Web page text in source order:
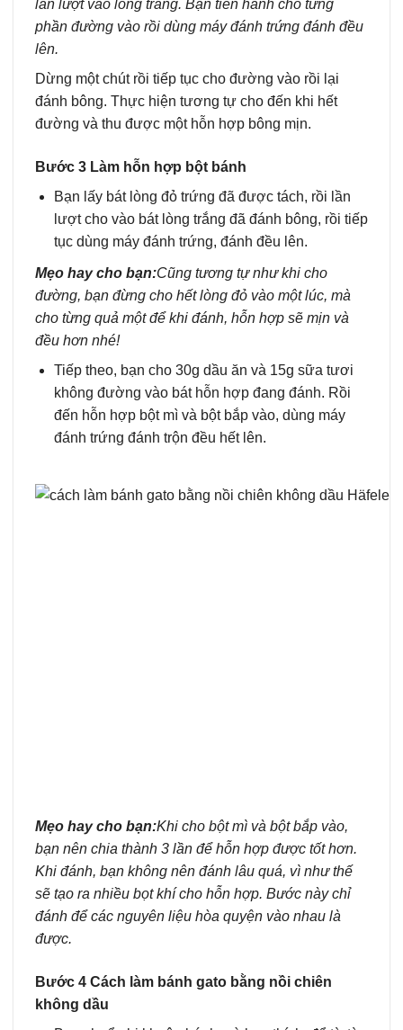
lần lượt vào lòng trắng. Bạn tiến hành cho từng
phần đường vào rồi dùng máy đánh trứng đánh đều
lên.
Dừng một chút rồi tiếp tục cho đường vào rồi lại
đánh bông. Thực hiện tương tự cho đến khi hết
đường và thu được một hỗn hợp bông mịn.
Bước 3 Làm hỗn hợp bột bánh
Bạn lấy bát lòng đỏ trứng đã được tách, rồi lần
lượt cho vào bát lòng trắng đã đánh bông, rồi tiếp
tục dùng máy đánh trứng, đánh đều lên.
Mẹo hay cho bạn:Cũng tương tự như khi cho
đường, bạn đừng cho hết lòng đỏ vào một lúc, mà
cho từng quả một để khi đánh, hỗn hợp sẽ mịn và
đều hơn nhé!
Tiếp theo, bạn cho 30g dầu ăn và 15g sữa tươi
không đường vào bát hỗn hợp đang đánh. Rồi
đến hỗn hợp bột mì và bột bắp vào, dùng máy
đánh trứng đánh trộn đều hết lên.
Mẹo hay cho bạn:Khi cho bột mì và bột bắp vào,
bạn nên chia thành 3 lần để hỗn hợp được tốt hơn.
Khi đánh, bạn không nên đánh lâu quá, vì như thế
sẽ tạo ra nhiều bọt khí cho hỗn hợp. Bước này chỉ
đánh để các nguyên liệu hòa quyện vào nhau là
được.
Bước 4 Cách làm bánh gato bằng nồi chiên
không dầu